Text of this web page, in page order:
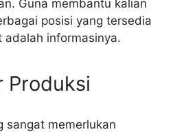
Guna membantu kalian
posisi yang tersedia
adalah informasinya.
Produksi
sangat memerlukan